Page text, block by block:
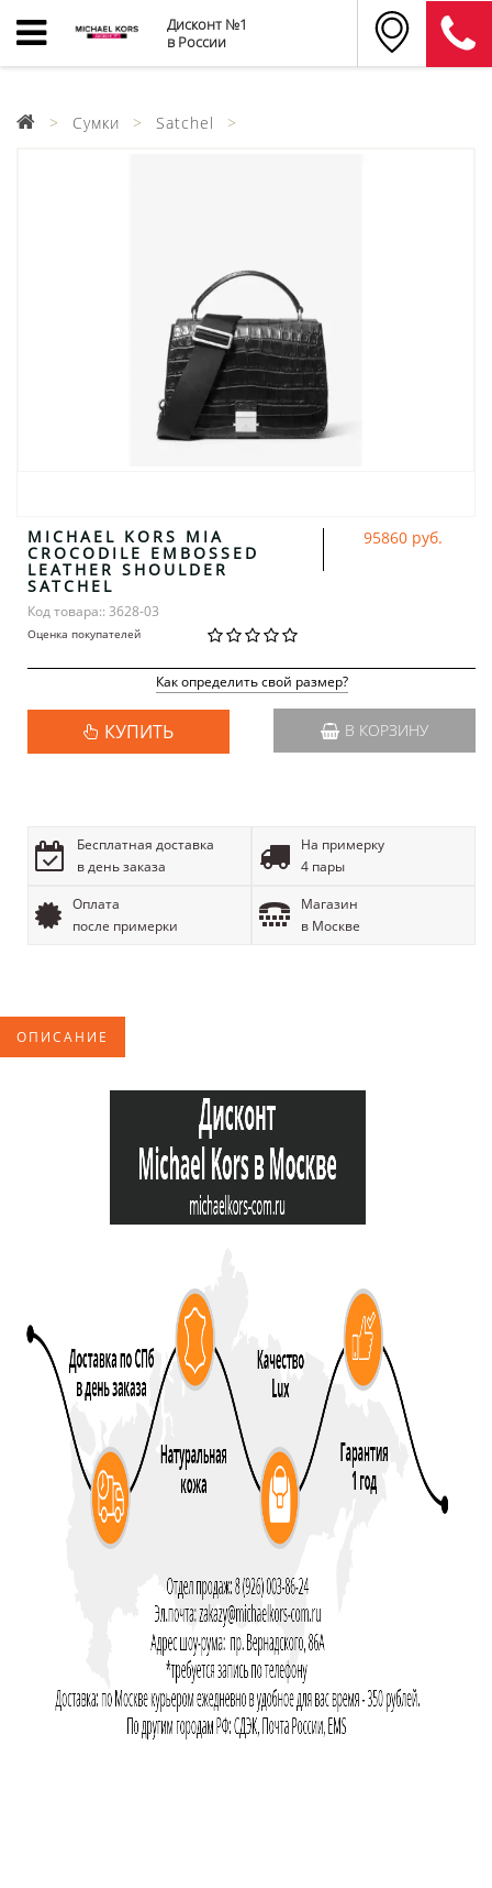
Дисконт №1
в России
Сумки Satchel
MICHAEL KORS MIA
CROCODILE EMBOSSED
LEATHER SHOULDER
SATCHEL
Код товара:: 3628-03
Оценка покупателей
95860 руб.
Как определить свой размер?
КУПИТЬ В КОРЗИНУ
Бесплатная доставка
в день заказа
На примерку
4 пары
Оплата
после примерки
Магазин
в Москве
ОПИСАНИЕ